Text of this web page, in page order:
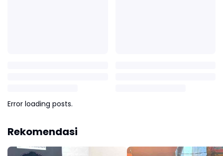
Error loading posts.
Rekomendasi